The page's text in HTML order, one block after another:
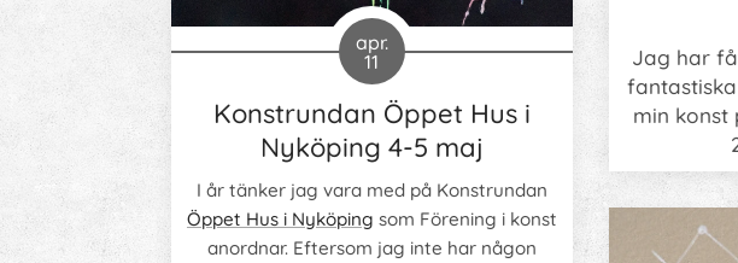
apr.
11
Konstrundan Öppet Hus i
Nyköping 4-5 maj
I år tänker jag vara med på Konstrundan
Öppet Hus i Nyköping som Förening i konst
anordnar. Eftersom jag inte har någon
Jag har
min konst